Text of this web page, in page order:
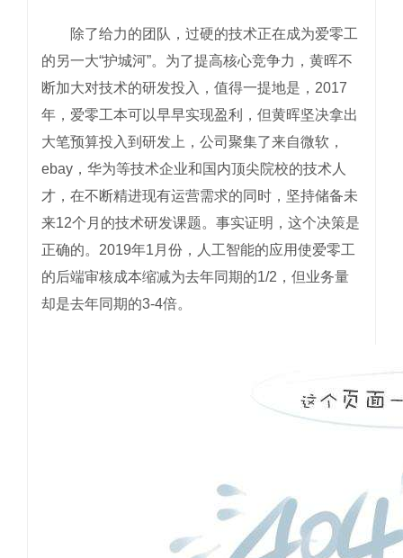
除了给力的团队，过硬的技术正在成为爱零工
的另一大“护城河”。为了提高核心竞争力，黄晖不
断加大对技术的研发投入，值得一提地是，2017
年，爱零工本可以早早实现盈利，但黄晖坚决拿出
大笔预算投入到研发上，公司聚集了来自微软，
ebay，华为等技术企业和国内顶尖院校的技术人
才，在不断精进现有运营需求的同时，坚持储备未
来12个月的技术研发课题。事实证明，这个决策是
正确的。2019年1月份，人工智能的应用使爱零工
的后端审核成本缩减为去年同期的1/2，但业务量
却是去年同期的3-4倍。